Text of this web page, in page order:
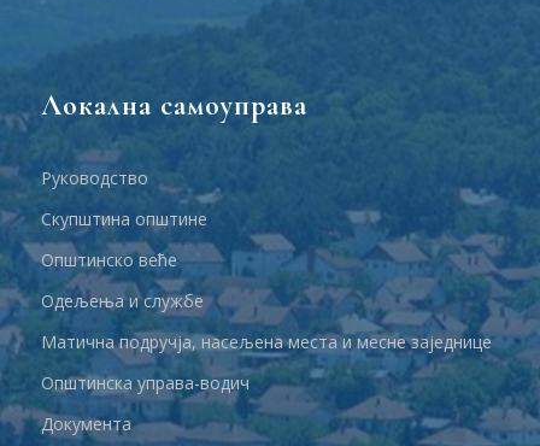
Локална самоуправа
Руководство
Скупштина општине
Општинско веће
Одељења и службе
Матична подручја, насељена места и месне заједнице
Општинска управа-водич
Документа